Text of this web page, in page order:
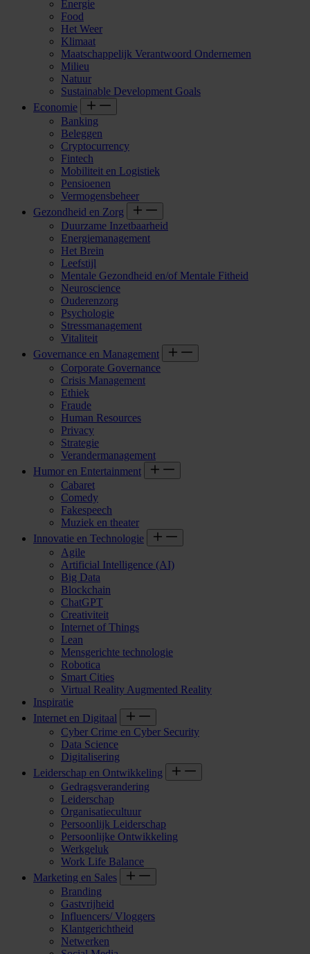
Energie
Food
Het Weer
Klimaat
Maatschappelijk Verantwoord Ondernemen
Milieu
Natuur
Sustainable Development Goals
Economie
Banking
Beleggen
Cryptocurrency
Fintech
Mobiliteit en Logistiek
Pensioenen
Vermogensbeheer
Gezondheid en Zorg
Duurzame Inzetbaarheid
Energiemanagement
Het Brein
Leefstijl
Mentale Gezondheid en/of Mentale Fitheid
Neuroscience
Ouderenzorg
Psychologie
Stressmanagement
Vitaliteit
Governance en Management
Corporate Governance
Crisis Management
Ethiek
Fraude
Human Resources
Privacy
Strategie
Verandermanagement
Humor en Entertainment
Cabaret
Comedy
Fakespeech
Muziek en theater
Innovatie en Technologie
Agile
Artificial Intelligence (AI)
Big Data
Blockchain
ChatGPT
Creativiteit
Internet of Things
Lean
Mensgerichte technologie
Robotica
Smart Cities
Virtual Reality Augmented Reality
Inspiratie
Internet en Digitaal
Cyber Crime en Cyber Security
Data Science
Digitalisering
Leiderschap en Ontwikkeling
Gedragsverandering
Leiderschap
Organisatiecultuur
Persoonlijk Leiderschap
Persoonlijke Ontwikkeling
Werkgeluk
Work Life Balance
Marketing en Sales
Branding
Gastvrijheid
Influencers/ Vloggers
Klantgerichtheid
Netwerken